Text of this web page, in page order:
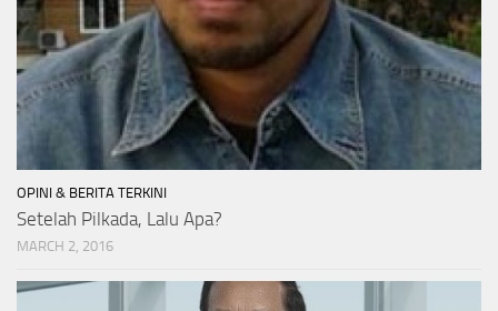
OPINI & BERITA TERKINI
Setelah Pilkada, Lalu Apa?
MARCH 2, 2016